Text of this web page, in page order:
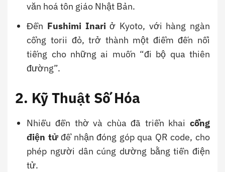
văn hoá tôn giáo Nhật Bản.
Đền Fushimi Inari ở Kyoto, với hàng ngàn
cổng torii đỏ, trở thành một điểm đến nổi
tiếng cho những ai muốn “đi bộ qua thiên
đường”.
2. Kỹ Thuật Số Hóa
Nhiều đền thờ và chùa đã triển khai cổng
điện tửđể nhận đóng góp qua QR code, cho
phép người dân cúng dường bằng tiền điện
tử.